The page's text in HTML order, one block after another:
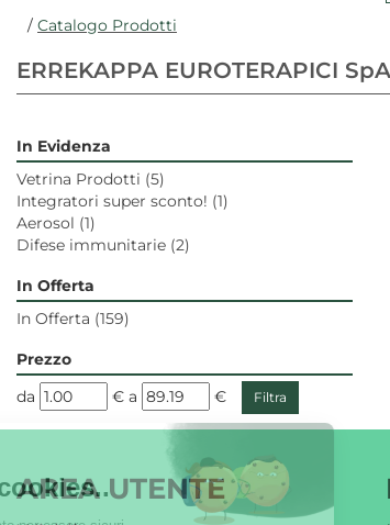
/ Catalogo Prodotti
ERREKAPPA EUROTERAPICI SpA
In Evidenza
Vetrina Prodotti (5)
Integratori super sconto! (1)
Aerosol (1)
Difese immunitarie (2)
In Offerta
In Offerta (159)
Prezzo
filtra
da € filtra
a €
AREA UTENTE